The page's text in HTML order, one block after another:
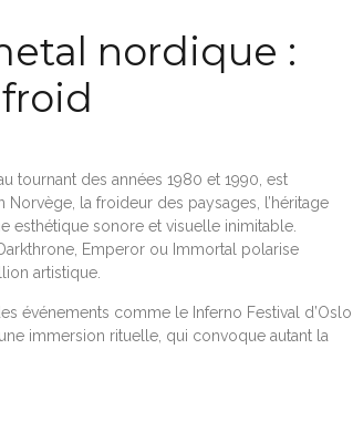
nordique :
tournant des années 1980 et 1990, est
la froideur des paysages, l’héritage
esthétique sonore et visuelle inimitable.
Emperor ou Immortal polarise
artistique.
événements comme le Inferno Festival d’Oslo
immersion rituelle, qui convoque autant la